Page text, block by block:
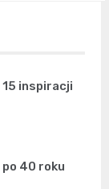
inspiracji
40 roku